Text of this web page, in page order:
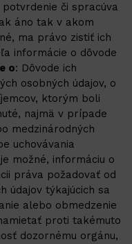
či spracúva
áno tak v akom
ma právo zistiť ich
informácie o dôvode
o: Dôvode ich
osobných údajov, o
ktorým boli
najmä v prípade
medzinárodných
uchovávania
možné, informáciu o
práva požadovať od
údajov týkajúcich sa
alebo obmedzenie
proti takémuto
dozornému orgánu,